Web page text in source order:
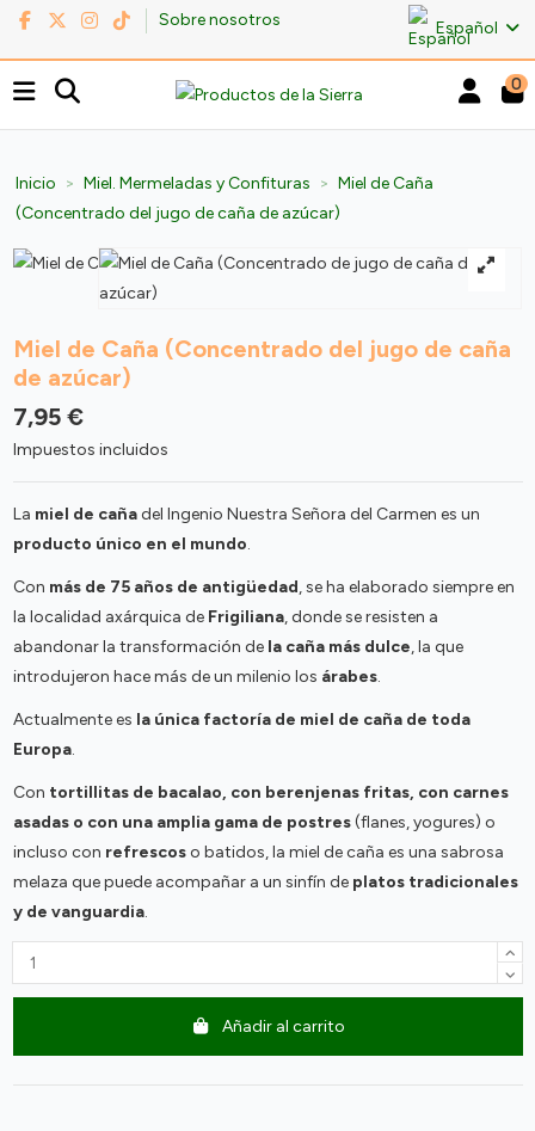
Sobre nosotros Español
0
Inicio Miel. Mermeladas y Confituras
Miel de Caña
(Concentrado del jugo de caña de azúcar)
Miel de Caña (Concentrado del jugo de caña
de azúcar)
7,95 €
Impuestos incluidos
La miel de cañadel Ingenio Nuestra Señora del Carmen es un
producto único en el mundo.
Con más de 75 años de antigüedad, se ha elaborado siempre en
la localidad axárquica de Frigiliana, donde se resisten a
abandonar la transformación de la caña más dulce, la que
introdujeron hace más de un milenio los árabes.
Actualmente es la única factoría de miel de caña de toda
Europa.
Con tortillitas de bacalao, con berenjenas fritas, con carnes
asadas o con una amplia gama de postres(flanes, yogures) o
incluso con refrescoso batidos, la miel de caña es una sabrosa
melaza que puede acompañar a un sinfín de platos tradicionales
y de vanguardia.
Añadir al carrito